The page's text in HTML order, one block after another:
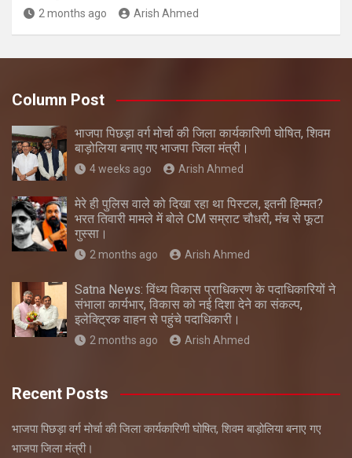
2 months ago Arish Ahmed
Column Post
भाजपा पिछड़ा वर्ग मोर्चा की जिला कार्यकारिणी घोषित, शिवम
बाड़ोलिया बनाए गए भाजपा जिला मंत्री।
4 weeks ago Arish Ahmed
मेरे ही पुलिस वाले को दिखा रहा था पिस्टल, इतनी हिम्मत?
भरत तिवारी मामले में बोले CM सम्राट चौधरी, मंच से फूटा
गुस्सा।
2 months ago Arish Ahmed
Satna News: विंध्य विकास प्राधिकरण के पदाधिकारियों ने
संभाला कार्यभार, विकास को नई दिशा देने का संकल्प,
इलेक्ट्रिक वाहन से पहुंचे पदाधिकारी।
2 months ago Arish Ahmed
Recent Posts
भाजपा पिछड़ा वर्ग मोर्चा की जिला कार्यकारिणी घोषित, शिवम बाड़ोलिया बनाए गए
भाजपा जिला मंत्री।